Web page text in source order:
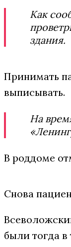
Как
здания.
Принимать
выписывать.
На
В роддоме
Снова
были тогда